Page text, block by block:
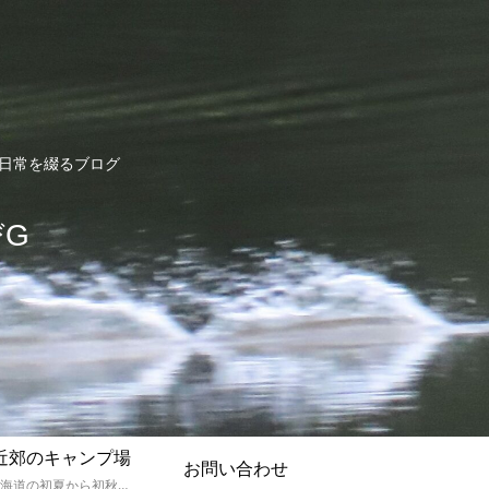
常を綴るブログ
郊のキャンプ場
孫達と北海道の初夏から初秋にかけてキャンプに出かけます。キャンプ場情報だったり料理だったり花火や遊びに虫取りとまさに「やっちゃえ！えびG」やりたい放題のブログです。
お問い合わせ